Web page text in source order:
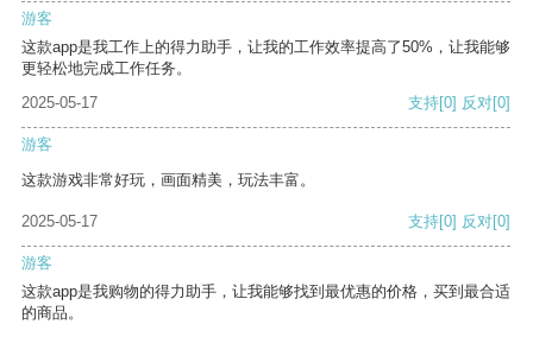
游客
这款app是我工作上的得力助手，让我的工作效率提高了50%，让我能够
更轻松地完成工作任务。
2025-05-17
支持[0] 反对[0]
游客
这款游戏非常好玩，画面精美，玩法丰富。
2025-05-17 支持[0] 反对[0]
游客
这款app是我购物的得力助手，让我能够找到最优惠的价格，买到最合适
的商品。